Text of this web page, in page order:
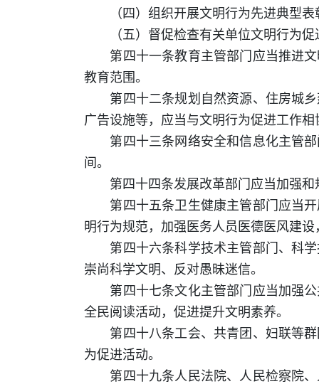
（四）组织开展文明行为先进典型表
（五）督促检查有关单位文明行为促
第四十一条教育主管部门应当推进文
教育范围。
第四十二条规划自然资源、住房城乡
广告设施等，应当与文明行为促进工作相
第四十三条网络安全和信息化主管部
间。
第四十四条发展改革部门应当加强和
第四十五条卫生健康主管部门应当开
明行为规范，加强医务人员医德医风建
第四十六条科学技术主管部门、科学
崇尚科学文明、反对愚昧迷信。
第四十七条文化主管部门应当加强公
全民阅读活动，促进提升文明素养。
第四十八条工会、共青团、妇联等群
为促进活动。
第四十九条人民法院、人民检察院、